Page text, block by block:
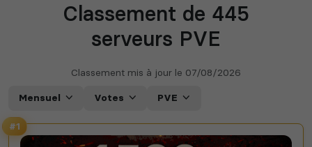
Classement de 445
serveurs PVE
Classement mis à jour le 07/08/2026
Mensuel Votes PVE
#1